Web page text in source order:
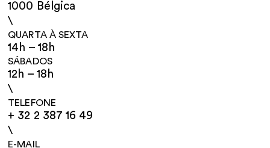
1000 Bélgica
\
QUARTA À SEXTA
14h – 18h
SÁBADOS
12h – 18h
\
TELEFONE
+ 32 2 387 16 49
\
E-MAIL